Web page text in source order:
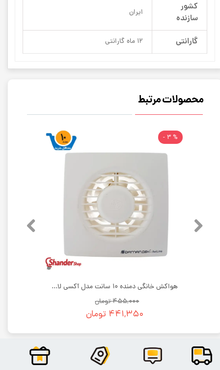
کشور
سازنده
ایران
گارانتی 12 ماه گارانتی
محصولات مرتبط
هواکش خانگی دمنده 10 سانت مدل آکسی لاین VBX-10S2S | فروش عمده
۴۵۵,۰۰۰ تومان
۴۴۱,۳۵۰ تومان
% 3 -